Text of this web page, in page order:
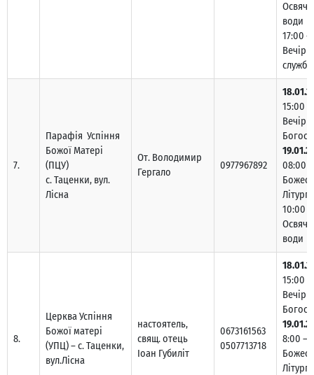
води
17:00 –
служба
7.
Парафія Успіння
Божої Матері
(ПЦУ)
с. Таценки, вул.
Лісна
От. Володимир
Гергало
0977967892
15:00 –
08:00 –
10:00 –
води
8.
Церква Успіння
Божої матері
(УПЦ) – с. Таценки,
вул.Лісна
настоятель,
свящ. отець
Іоан Губиліт
0673161563
0507713718
15:00 –
8:00 –